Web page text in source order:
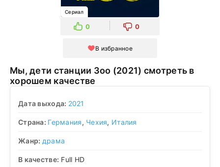
Сериал
0 0
В избранное
Мы, дети станции Зоо (2021) смотреть в
хорошем качестве
Дата выхода: 2021
Страна: Германия, Чехия, Италия
Жанр: драма
В качестве: Full HD